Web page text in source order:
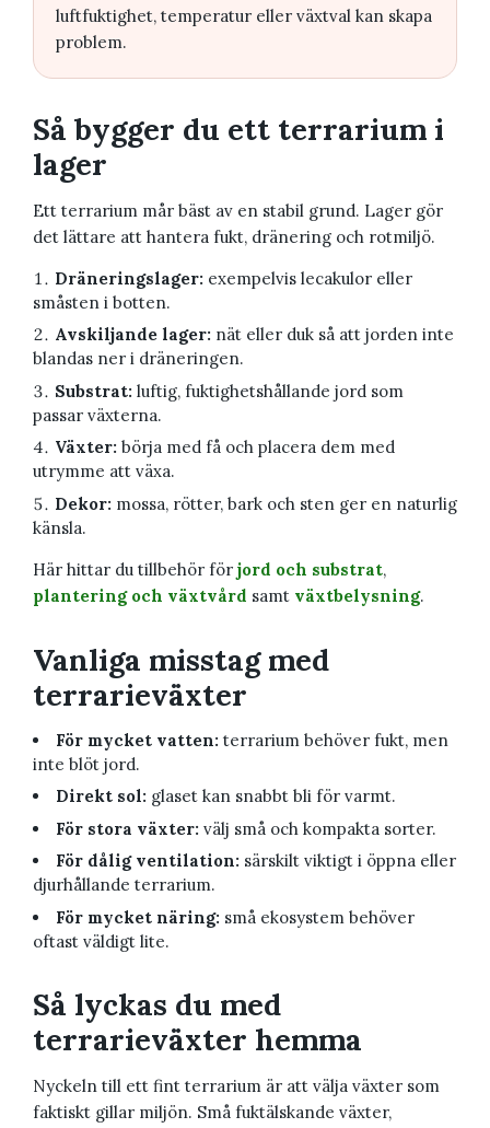
luftfuktighet, temperatur eller växtval kan skapa
problem.
Så bygger du ett terrarium i
lager
Ett terrarium mår bäst av en stabil grund. Lager gör
det lättare att hantera fukt, dränering och rotmiljö.
Dräneringslager: exempelvis lecakulor eller
småsten i botten.
Avskiljande lager: nät eller duk så att jorden inte
blandas ner i dräneringen.
Substrat: luftig, fuktighetshållande jord som
passar växterna.
Växter: börja med få och placera dem med
utrymme att växa.
Dekor: mossa, rötter, bark och sten ger en naturlig
känsla.
Här hittar du tillbehör för jord och substrat,
plantering och växtvård samt växtbelysning.
Vanliga misstag med
terrarieväxter
För mycket vatten: terrarium behöver fukt, men
inte blöt jord.
Direkt sol: glaset kan snabbt bli för varmt.
För stora växter: välj små och kompakta sorter.
För dålig ventilation: särskilt viktigt i öppna eller
djurhållande terrarium.
För mycket näring: små ekosystem behöver
oftast väldigt lite.
Så lyckas du med
terrarieväxter hemma
Nyckeln till ett fint terrarium är att välja växter som
faktiskt gillar miljön. Små fuktälskande växter,